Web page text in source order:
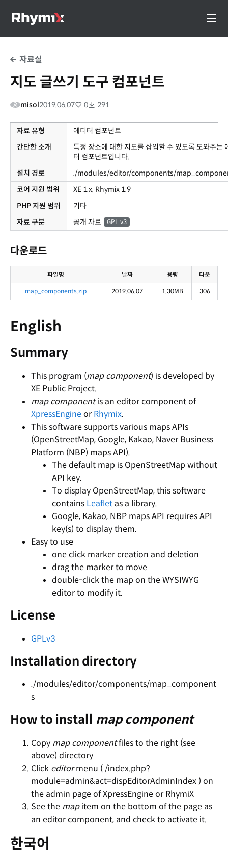
자료실
지도 글쓰기 도구 컴포넌트
misol2019.06.07 0 291
자료 유형
에디터 컴포넌트
간단한 소개
특정 장소에 대한 지도를 삽입할 수 있도록 도와주는
터 컴포넌트입니다.
설치 경로
./modules/editor/components/
코어 지원 범위
XE 1.x, Rhymix 1.9
PHP 지원 범위
기타
자료 구분
공개 자료 GPL v3
다운로드
파일명 날짜 용량 다운
map_components.zip 2019.06.07 1.30MB 306
English
Summary
This program (map component) is developed by
XE Public Project.
map componentis an editor component of
XpressEngineorRhymix.
This software supports various maps APIs
(OpenStreetMap, Google, Kakao, Naver Business
Platform (NBP) maps API).
The default map is OpenStreetMap without
API key.
To display OpenStreetMap, this software
contains Leaflet as a library.
Google, Kakao, NBP maps API requires API
key(s) to display them.
Easy to use
one click marker creation and deletion
drag the marker to move
double-click the map on the WYSIWYG
editor to modify it.
License
GPLv3
Installation directory
./modules/editor/components/map_component
s
How to install map component
Copy map componentfiles to the right (see
above) directory
Click editormenu ( /index.php?
module=admin&act=dispEditorAdminIndex ) on
the admin page of XpressEngine or RhymiX
See the mapitem on the bottom of the page as
an editor component, and check to activate it.
한국어